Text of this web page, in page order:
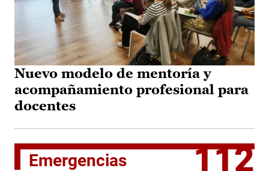
Nuevo modelo de mentoría y
acompañamiento profesional para
docentes
Emergencias 112